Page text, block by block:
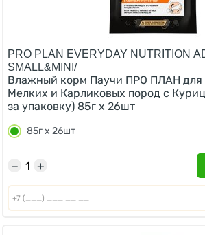
PRO PLAN EVERYDAY NUTRITION
SMALL&MINI/
Влажный корм Паучи ПРО ПЛАН для
Мелких и Карликовых пород с
за упаковку) 85г х 26шт
85г х 26шт
+
−